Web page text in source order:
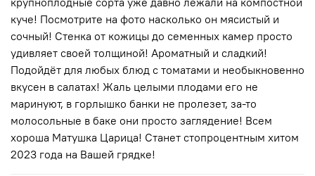
куче! Посмотрите на фото насколько он мясистый и
сочный! Стенка от кожицы до семенных камер просто
удивляет своей толщиной! Ароматный и сладкий!
Подойдёт для любых блюд с томатами и необыкновенно
вкусен в салатах! Жаль целыми плодами его не
маринуют, в горлышко банки не пролезет, за-то
молосольные в баке они просто заглядение! Всем
хороша Матушка Царица! Станет стопроцентным хитом
2023 года на Вашей грядке!